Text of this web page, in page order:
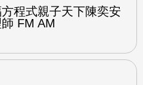
程式親子天下陳奕安
FM AM